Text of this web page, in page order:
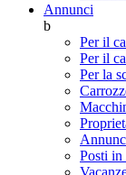
Annunci
b
Per il
Per il
Per la
Posti in